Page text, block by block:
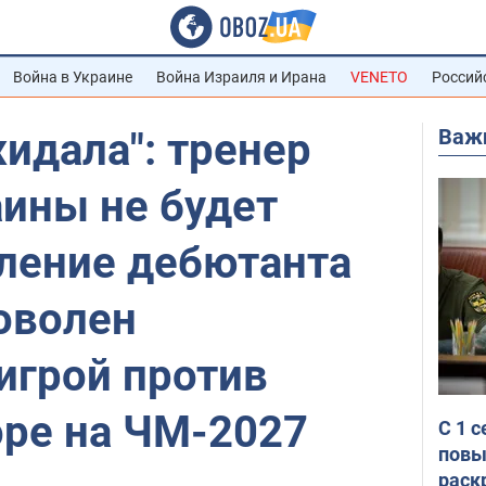
Война в Украине Война Израиля и Ирана VENETO
тренер
не будет
дебютанта
против
на ЧМ-2027
С 1